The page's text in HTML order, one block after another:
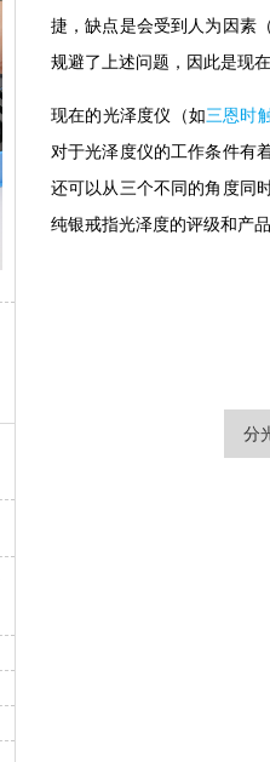
捷，缺点是会受到人为因素
规避了上述问题，因此是现
现在的光泽度仪（如三恩时
对于光泽度仪的工作条件有
还可以从三个不同的角度同
纯银戒指光泽度的评级和产
分